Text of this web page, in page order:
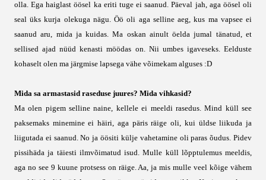
olla. Ega haiglast öösel ka eriti tuge ei saanud. Päeval jah, aga öösel oli
seal üks kurja olekuga nägu. Öö oli aga selline aeg, kus ma vapsee ei
saanud aru, mida ja kuidas. Ma oskan ainult öelda jumal tänatud, et
sellised ajad nüüd kenasti möödas on. Nii umbes igaveseks. Eelduste
kohaselt olen ma järgmise lapsega vähe võimekam alguses :D
Mida sa armastasid raseduse juures? Mida vihkasid?
Ma olen pigem selline naine, kellele ei meeldi rasedus. Mind küll see
paksemaks minemine ei häiri, aga päris räige oli, kui üldse liikuda ja
liigutada ei saanud. No ja öösiti külje vahetamine oli paras õudus. Pidev
pissihäda ja täiesti ilmvõimatud isud. Mulle küll lõpptulemus meeldis,
aga no see 9 kuune protsess on räige. Aa, ja mis mulle veel kõige vähem